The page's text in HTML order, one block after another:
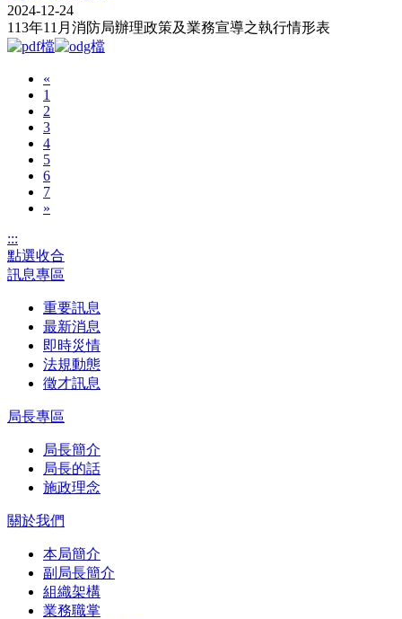
2024-12-24
113年11月消防局辦理政策及業務宣導之執行情形表
«
1
2
3
4
5
6
7
»
:::
點選收合
訊息專區
重要訊息
最新消息
即時災情
法規動態
徵才訊息
局長專區
局長簡介
局長的話
施政理念
關於我們
本局簡介
副局長簡介
組織架構
業務職掌